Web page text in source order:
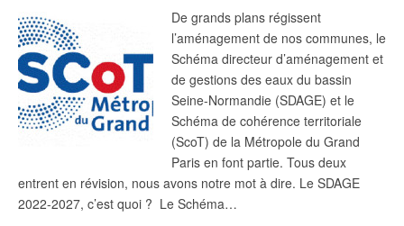
De grands plans régissent
l’aménagement de nos communes, le
Schéma directeur d’aménagement et
de gestions des eaux du bassin
Seine-Normandie (SDAGE) et le
Schéma de cohérence territoriale
(ScoT) de la Métropole du Grand
Paris en font partie. Tous deux
entrent en révision, nous avons notre mot à dire. Le SDAGE
2022-2027, c’est quoi ? Le Schéma…